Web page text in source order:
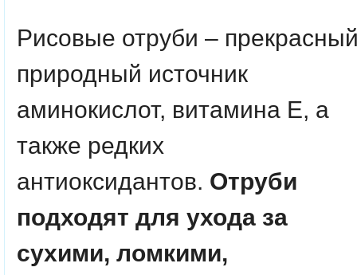
Рисовые отруби –
природный источник
аминокислот, витамина E, а
также редких
антиоксидантов. Отруби
подходят для ухода за
сухими, ломкими,